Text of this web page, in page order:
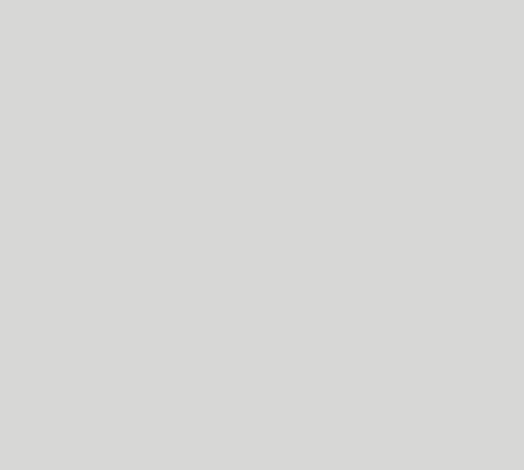
[GK] Beast of
[GK] Ubisoft : fin de partie
[GK] Mémoire cash -
[GK] Dan Houser (GTA)
[GK] Comment EA Sports
[GK] Crimson Moon : un
[GK] Isle of Reveries : le
[GK] Moonlighter 2 : The
[GK] Capcom relance
[Mo5] Deux inédits du
[GK] Le beat'em up The
[GK] Endless Legend 2 :
[LS] [PS5] Premiers